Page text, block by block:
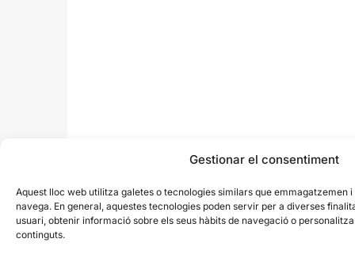
Gestionar el consentiment
Aquest lloc web utilitza galetes o tecnologies similars que emmagatzemen
navega. En general, aquestes tecnologies poden servir per a diverses
usuari, obtenir informació sobre els seus hàbits de navegació o
continguts.